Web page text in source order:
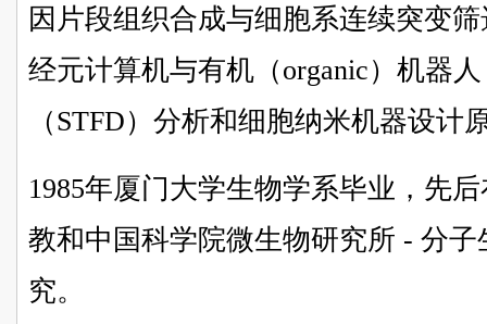
因片段组织合成与细胞系连续突变
经元计算机与有机（organic）机器
（STFD）分析和细胞纳米机器设计
1985年厦门大学生物学系毕业，先
教和中国科学院微生物研究所 - 分
究。